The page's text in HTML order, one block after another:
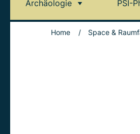
Archäologie PSI-
Home / Space &